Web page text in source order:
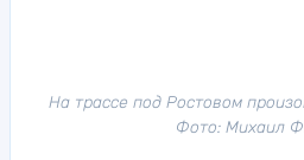
На трассе под Ростовом
Фото: Михаил